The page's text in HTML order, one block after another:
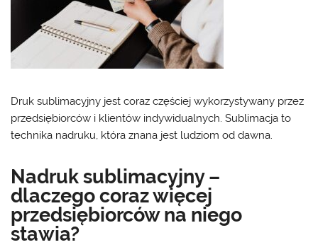
Druk sublimacyjny jest coraz częściej wykorzystywany przez
przedsiębiorców i klientów indywidualnych. Sublimacja to
technika nadruku, która znana jest ludziom od dawna.
Nadruk sublimacyjny –
dlaczego coraz więcej
przedsiębiorców na niego
stawia?